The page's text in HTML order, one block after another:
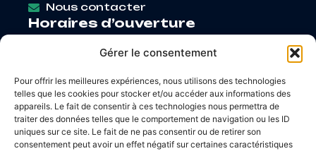
Gérer le consentement
Pour offrir les meilleures expériences, nous utilisons des technologies
telles que les cookies pour stocker et/ou accéder aux informations des
appareils. Le fait de consentir à ces technologies nous permettra de
traiter des données telles que le comportement de navigation ou les ID
uniques sur ce site. Le fait de ne pas consentir ou de retirer son
consentement peut avoir un effet négatif sur certaines caractéristiques
Nous contacter
Horaires d’ouverture
Mardi: 9h – 12h / 14h – 18h30
Jeudi: 9h – 12h / 14h – 17h
Vendredi: 9h – 12h / 14h – 16h30